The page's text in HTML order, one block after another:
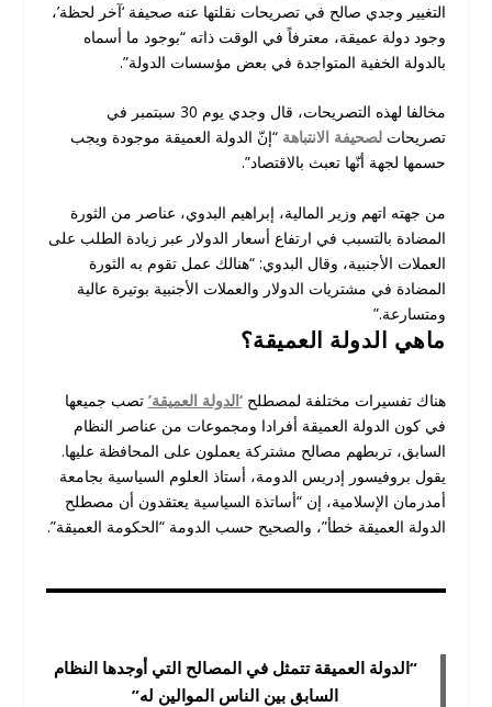
التغيير وجدي صالح في تصريحات نقلتها عنه صحيفة ‘آخر لحظة’،
وجود دولة عميقة، معترفاً في الوقت ذاته “بوجود ما أسماه
بالدولة الخفية المتواجدة في بعض مؤسسات الدولة”.
مخالفا لهذه التصريحات، قال وجدي يوم 30 سبتمبر في
تصريحاتلصحيفة الانتباهة “إنّ الدولة العميقة موجودة ويجب
حسمها لجهة أنّها تعبث بالاقتصاد”.
من جهته اتهم وزير المالية، إبراهيم البدوي، عناصر من الثورة
المضادة بالتسبب في ارتفاع أسعار الدولار عبر زيادة الطلب على
العملات الأجنبية، وقال البدوي: “هنالك عمل تقوم به الثورة
المضادة في مشتريات الدولار والعملات الأجنبية بوتيرة عالية
ومتسارعة.”
ماهي الدولة العميقة؟
هناك تفسيرات مختلفة لمصطلح‘الدولة العميقة’ تصب جميعها
في كون الدولة العميقة أفرادا ومجموعات من عناصر النظام
السابق، تربطهم مصالح مشتركة يعملون على المحافظة عليها.
يقول بروفيسور إدريس الدومة، أستاذ العلوم السياسية بجامعة
أمدرمان الإسلامية، إن “‬أساتذة السياسية يعتقدون أن مصطلح
الدولة العميقة خطأ”، والصحيح حسب الدومة “الحكومة العميقة”.
“الدولة العميقة تتمثل في المصالح التي أوجدها النظام
السابق بين الناس الموالين له”